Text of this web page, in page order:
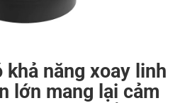
khả năng xoay linh
lớn mang lại cảm